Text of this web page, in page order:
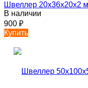
Швеллер 20х36х20х2
В наличии
900 ₽
Купить